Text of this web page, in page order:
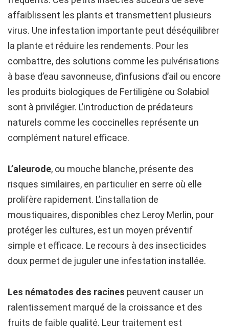
affaiblissent les plants et transmettent plusieurs
virus. Une infestation importante peut déséquilibrer
la plante et réduire les rendements. Pour les
combattre, des solutions comme les pulvérisations
à base d’eau savonneuse, d’infusions d’ail ou encore
les produits biologiques de Fertiligène ou Solabiol
sont à privilégier. L’introduction de prédateurs
naturels comme les coccinelles représente un
complément naturel efficace.
L’aleurode, ou mouche blanche, présente des
risques similaires, en particulier en serre où elle
prolifère rapidement. L’installation de
moustiquaires, disponibles chez Leroy Merlin, pour
protéger les cultures, est un moyen préventif
simple et efficace. Le recours à des insecticides
doux permet de juguler une infestation installée.
Les nématodes des racines peuvent causer un
ralentissement marqué de la croissance et des
fruits de faible qualité. Leur traitement est